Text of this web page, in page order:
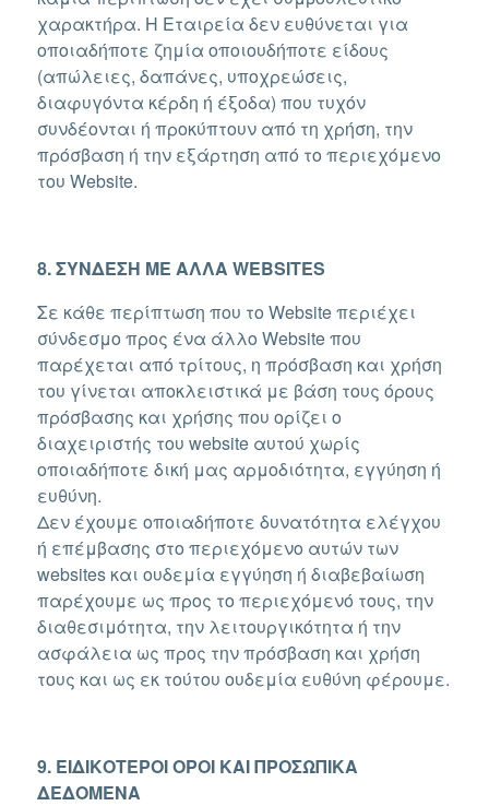
χαρακτήρα. Η Εταιρεία δεν ευθύνεται για
οποιαδήποτε ζημία οποιουδήποτε είδους
(απώλειες, δαπάνες, υποχρεώσεις,
διαφυγόντα κέρδη ή έξοδα) που τυχόν
συνδέονται ή προκύπτουν από τη χρήση, την
πρόσβαση ή την εξάρτηση από το περιεχόμενο
του Website.
8. ΣΥΝΔΕΣΗ ΜΕ ΑΛΛΑ WEBSITES
Σε κάθε περίπτωση που το Website περιέχει
σύνδεσμο προς ένα άλλο Website που
παρέχεται από τρίτους, η πρόσβαση και χρήση
του γίνεται αποκλειστικά με βάση τους όρους
πρόσβασης και χρήσης που ορίζει ο
διαχειριστής του website αυτού χωρίς
οποιαδήποτε δική μας αρμοδιότητα, εγγύηση ή
ευθύνη.
Δεν έχουμε οποιαδήποτε δυνατότητα ελέγχου
ή επέμβασης στο περιεχόμενο αυτών των
websites και ουδεμία εγγύηση ή διαβεβαίωση
παρέχουμε ως προς το περιεχόμενό τους, την
διαθεσιμότητα, την λειτουργικότητα ή την
ασφάλεια ως προς την πρόσβαση και χρήση
τους και ως εκ τούτου ουδεμία ευθύνη φέρουμε.
9. ΕΙΔΙΚΟΤΕΡΟΙ ΟΡΟΙ ΚΑΙ ΠΡΟΣΩΠΙΚΑ
ΔΕΔΟΜΕΝΑ